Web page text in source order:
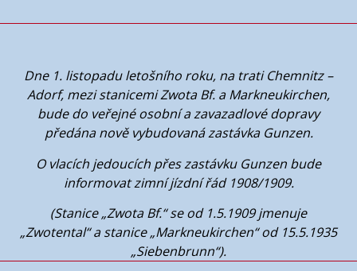
Dne 1. listopadu letošního roku, na trati Chemnitz –
Adorf, mezi stanicemi Zwota Bf. a Markneukirchen,
bude do veřejné osobní a zavazadlové dopravy
předána nově vybudovaná zastávka Gunzen.
O vlacích jedoucích přes zastávku Gunzen bude
informovat zimní jízdní řád 1908/1909.
(Stanice „Zwota Bf.“ se od 1.5.1909 jmenuje
„Zwotental“ a stanice „Markneukirchen“ od 15.5.1935
„Siebenbrunn“).